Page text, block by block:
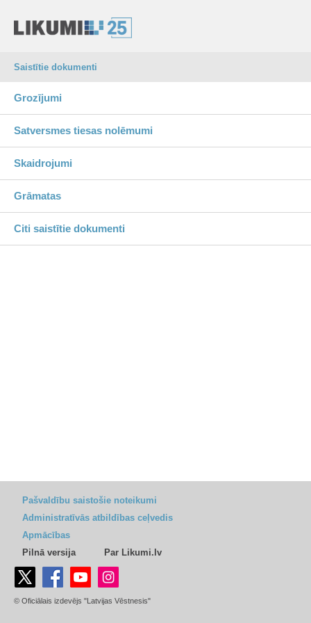
Saistītie dokumenti
Grozījumi
Satversmes tiesas nolēmumi
Skaidrojumi
Grāmatas
Citi saistītie dokumenti
Pašvaldību saistošie noteikumi
Administratīvās atbildības ceļvedis
Apmācības
Pilnā versija
Par Likumi.lv
© Oficiālais izdevējs "Latvijas Vēstnesis"